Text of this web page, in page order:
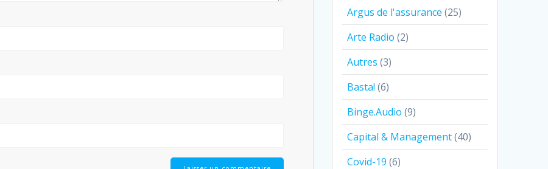
Argus de l'assurance (25)
Arte Radio (2)
Autres (3)
Basta! (6)
Binge.Audio (9)
Capital & Management(40)
Covid-19 (6)